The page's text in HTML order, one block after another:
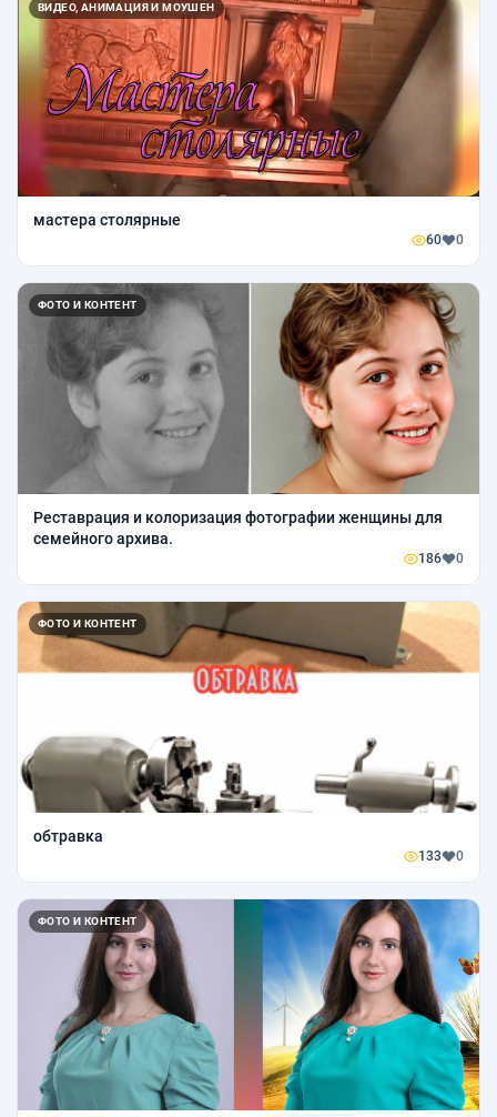
ВИДЕО, АНИМАЦИЯ И МОУШЕН
мастера столярные
60 0
ФОТО И КОНТЕНТ
Реставрация и колоризация фотографии женщины для
семейного архива.
186 0
ФОТО И КОНТЕНТ
обтравка
133 0
ФОТО И КОНТЕНТ